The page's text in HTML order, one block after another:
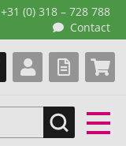
+31 (0) 318 – 728 788
Contact